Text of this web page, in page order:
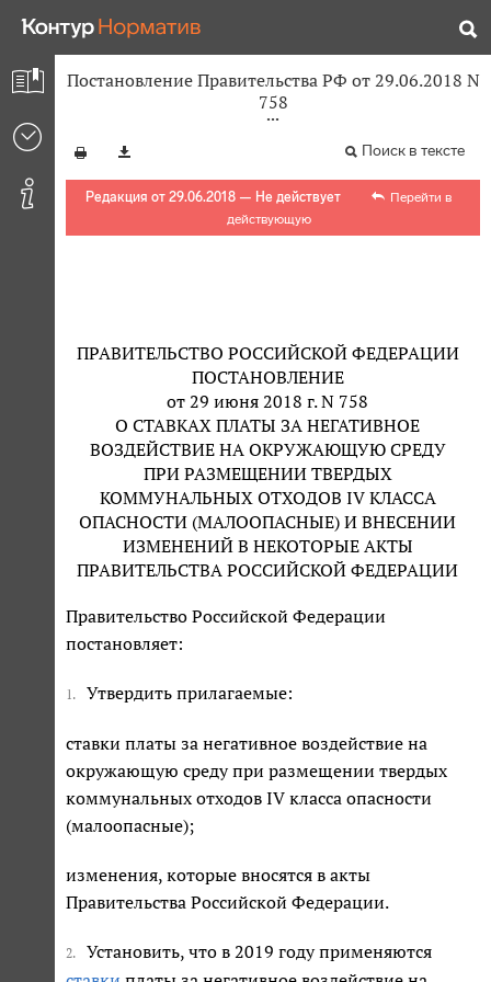
Постановление Правительства РФ от 29.06.2018 N
758
Поиск в тексте
Редакция от 29.06.2018 — Не действует
Перейти в
действующую
ПРАВИТЕЛЬСТВО РОССИЙСКОЙ ФЕДЕРАЦИИ
ПОСТАНОВЛЕНИЕ
от 29 июня 2018 г. N 758
О СТАВКАХ ПЛАТЫ ЗА НЕГАТИВНОЕ
ВОЗДЕЙСТВИЕ НА ОКРУЖАЮЩУЮ СРЕДУ
ПРИ РАЗМЕЩЕНИИ ТВЕРДЫХ
КОММУНАЛЬНЫХ ОТХОДОВ IV КЛАССА
ОПАСНОСТИ (МАЛООПАСНЫЕ) И ВНЕСЕНИИ
ИЗМЕНЕНИЙ В НЕКОТОРЫЕ АКТЫ
ПРАВИТЕЛЬСТВА РОССИЙСКОЙ ФЕДЕРАЦИИ
Правительство Российской Федерации
постановляет:
1. Утвердить прилагаемые:
ставки платы за негативное воздействие на
окружающую среду при размещении твердых
коммунальных отходов IV класса опасности
(малоопасные);
изменения, которые вносятся в акты
Правительства Российской Федерации.
2.
Установить, что в 2019 году применяются